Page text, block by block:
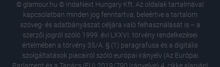
© glamour.hu © IndaNext Hungary Kft. Az oldalak tartalmával
kapcsolatban minden jog fenntartva, beleértve a tartalom
szöveg- és adatbányászat céljára való felhasználását is – a
szerzői jogról szóló 1999. évi LXXVI. törvény rendelkezései
értelmében a törvény 35/A. § (1) paragrafusa és a digitális
szolgáltatások piacairól szóló európai irányelv (Az Európai